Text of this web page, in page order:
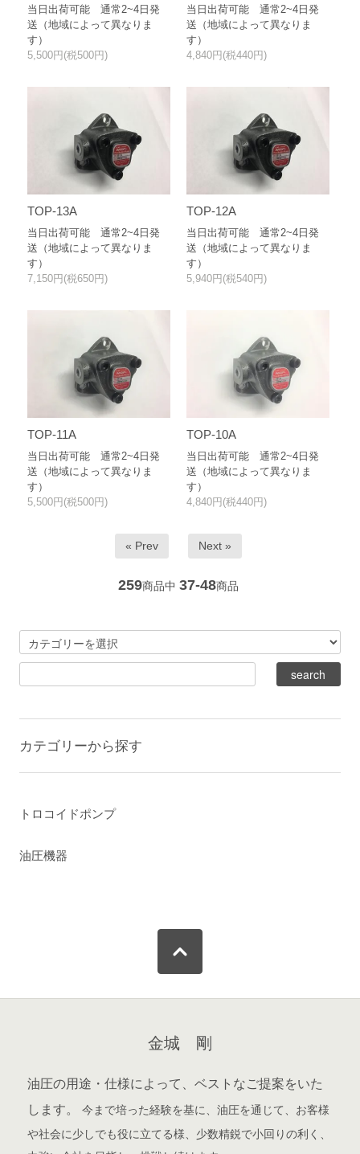
当日出荷可能 通常2~4日発
送（地域によって異なりま
す）
5,500円(税500円)
当日出荷可能 通常2~4日発
送（地域によって異なりま
す）
4,840円(税440円)
TOP-13A
当日出荷可能 通常2~4日発
送（地域によって異なりま
す）
7,150円(税650円)
TOP-12A
当日出荷可能 通常2~4日発
送（地域によって異なりま
す）
5,940円(税540円)
TOP-11A
当日出荷可能 通常2~4日発
送（地域によって異なりま
す）
5,500円(税500円)
TOP-10A
当日出荷可能 通常2~4日発
送（地域によって異なりま
す）
4,840円(税440円)
« Prev Next »
259商品中 37-48商品
カテゴリーから探す
トロコイドポンプ
油圧機器
金城 剛
油圧の用途・仕様によって、ベストなご提案をいた
します。
今まで培った経験を基に、油圧を通じて、お客様
や社会に少しでも役に立てる様、少数精鋭で小回りの利く、